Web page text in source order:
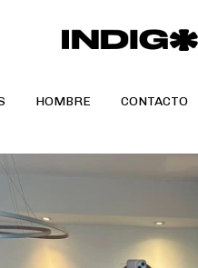
HOMBRE CONTACTO